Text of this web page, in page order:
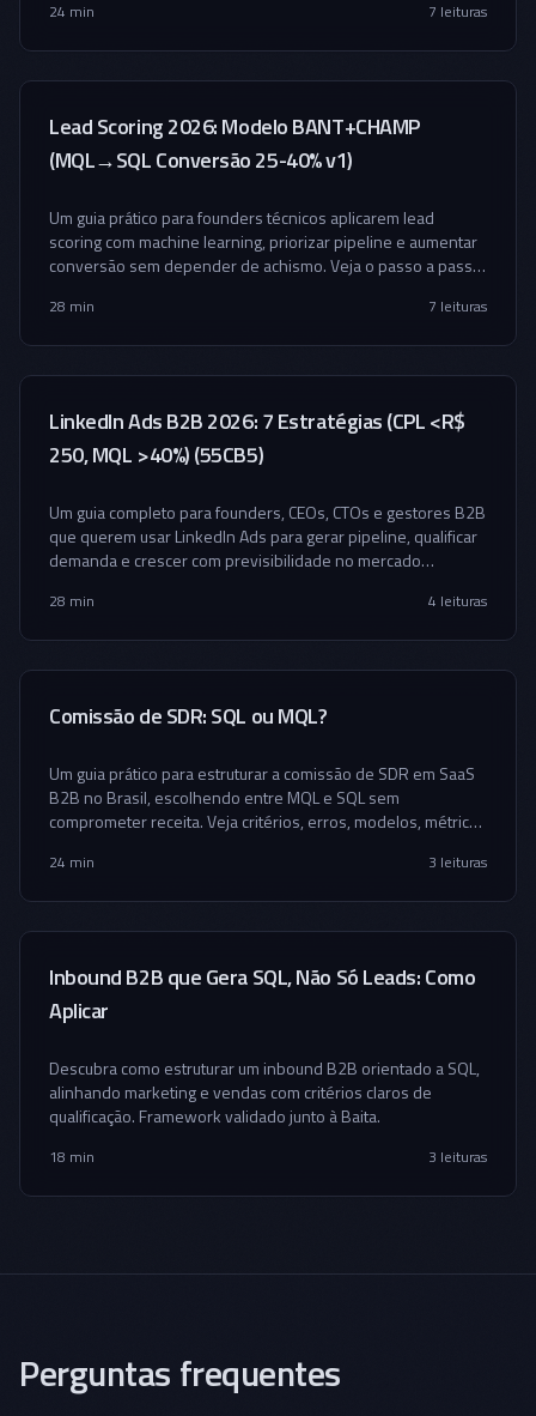
24 min 7 leituras
Lead Scoring 2026: Modelo BANT+CHAMP
(MQL→SQL Conversão 25-40% v1)
Um guia prático para founders técnicos aplicarem lead
scoring com machine learning, priorizar pipeline e aumentar
conversão sem depender de achismo. Veja o passo a passo,
aplicável a startups B2B.
28 min 7 leituras
LinkedIn Ads B2B 2026: 7 Estratégias (CPL <R$
250, MQL >40%) (55CB5)
Um guia completo para founders, CEOs, CTOs e gestores B2B
que querem usar LinkedIn Ads para gerar pipeline, qualificar
demanda e crescer com previsibilidade no mercado
28 min 4 leituras
Comissão de SDR: SQL ou MQL?
Um guia prático para estruturar a comissão de SDR em SaaS
B2B no Brasil, escolhendo entre MQL e SQL sem
comprometer receita. Veja critérios, erros, modelos, métricas
alinhar marketing, SDR e closers.
24 min 3 leituras
Inbound B2B que Gera SQL, Não Só Leads: Como
Aplicar
Descubra como estruturar um inbound B2B orientado a SQL,
alinhando marketing e vendas com critérios claros de
qualificação. Framework validado junto à Baita.
18 min 3 leituras
Perguntas frequentes